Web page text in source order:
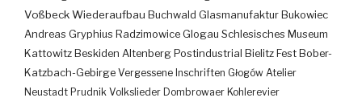
VoßbeckWiederaufbau Buchwald Glasmanufaktur Bukowiec
Andreas Gryphius Radzimowice Glogau Schlesisches Museum
Kattowitz Beskiden Altenberg Postindustrial Bielitz Fest Bober-
Katzbach-Gebirge Vergessene Inschriften Głogów Atelier
Neustadt Prudnik Volkslieder Dombrowaer Kohlerevier